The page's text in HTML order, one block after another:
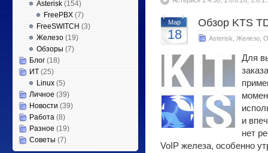
Asterisk (154)
FreePBX (7)
FreeSWITCH (3)
Железо (19)
Обзоры (7)
Блог (18)
ИТ (25)
Linux (5)
Личное (39)
Новости (39)
Работа (8)
Разное (19)
Советы (7)
Мар
18
Обзор KTS
Asterisk Железо
Для
и
нет
VoIP железа, особенно